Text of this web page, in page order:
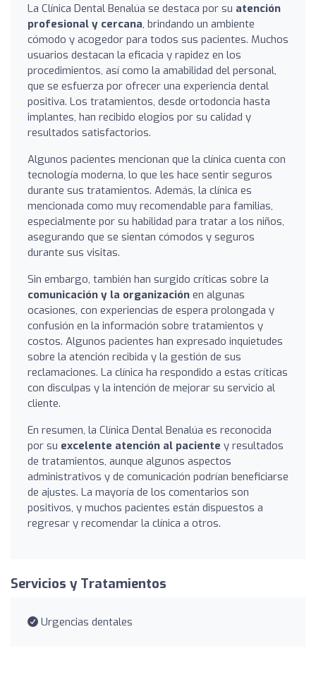
La Clínica Dental Benalúa se destaca por su atención
profesional y cercana, brindando un ambiente
cómodo y acogedor para todos sus pacientes. Muchos
usuarios destacan la eficacia y rapidez en los
procedimientos, así como la amabilidad del personal,
que se esfuerza por ofrecer una experiencia dental
positiva. Los tratamientos, desde ortodoncia hasta
implantes, han recibido elogios por su calidad y
resultados satisfactorios.
Algunos pacientes mencionan que la clínica cuenta con
tecnología moderna, lo que les hace sentir seguros
durante sus tratamientos. Además, la clínica es
mencionada como muy recomendable para familias,
especialmente por su habilidad para tratar a los niños,
asegurando que se sientan cómodos y seguros
durante sus visitas.
Sin embargo, también han surgido críticas sobre la
comunicación y la organización en algunas
ocasiones, con experiencias de espera prolongada y
confusión en la información sobre tratamientos y
costos. Algunos pacientes han expresado inquietudes
sobre la atención recibida y la gestión de sus
reclamaciones. La clínica ha respondido a estas críticas
con disculpas y la intención de mejorar su servicio al
cliente.
En resumen, la Clínica Dental Benalúa es reconocida
por su excelente atención al paciente y resultados
de tratamientos, aunque algunos aspectos
administrativos y de comunicación podrían beneficiarse
de ajustes. La mayoría de los comentarios son
positivos, y muchos pacientes están dispuestos a
regresar y recomendar la clínica a otros.
Servicios y Tratamientos
Urgencias dentales